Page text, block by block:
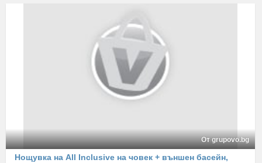
От grupovo.bg
Нощувка на All Inclusive на човек + външен басейн,